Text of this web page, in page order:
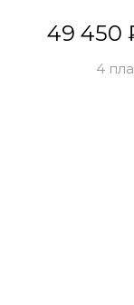
49 450
4